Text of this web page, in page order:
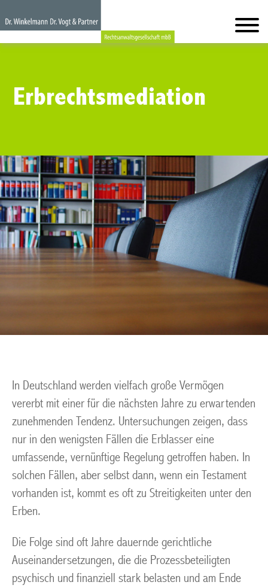
Erbrechtsmediation
In Deutschland werden vielfach große Vermögen
vererbt mit einer für die nächsten Jahre zu erwartenden
zunehmenden Tendenz. Untersuchungen zeigen, dass
nur in den wenigsten Fällen die Erblasser eine
umfassende, vernünftige Regelung getroffen haben. In
solchen Fällen, aber selbst dann, wenn ein Testament
vorhanden ist, kommt es oft zu Streitigkeiten unter den
Erben.
Die Folge sind oft Jahre dauernde gerichtliche
Auseinandersetzungen, die die Prozessbeteiligten
psychisch und finanziell stark belasten und am Ende